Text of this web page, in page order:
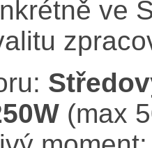
ve
(max